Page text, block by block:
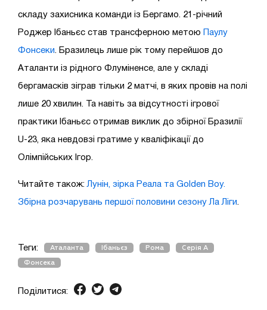
складу захисника команди із Бергамо. 21-річний
Роджер Ібаньєс став трансферною метою Паулу
Фонсеки . Бразилець лише рік тому перейшов до
Аталанти із рідного Флуміненсе, але у складі
бергамасків зіграв тільки 2 матчі, в яких провів на полі
лише 20 хвилин. Та навіть за відсутності ігрової
практики Ібаньєс отримав виклик до збірної Бразилії
U-23, яка невдовзі гратиме у кваліфікації до
Олімпійських Ігор.
Читайте також: Лунін, зірка Реала та Golden Boy.
Збірна розчарувань першої половини сезону Ла Ліги
Теги: Аталанта Ібаньєз Рома Серія А
Фонсека
Поділитися: